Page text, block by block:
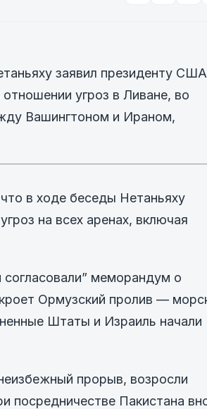
заявил президенту США
угроз в Ливане, во
Вашингтоном и Ираном,
в ходе беседы Нетаньяху
на всех аренах, включая
согласовали” меморандум о
Ормузский пролив —
Штаты и Израиль начали
прорыв, возросли
посредничестве Пакистана